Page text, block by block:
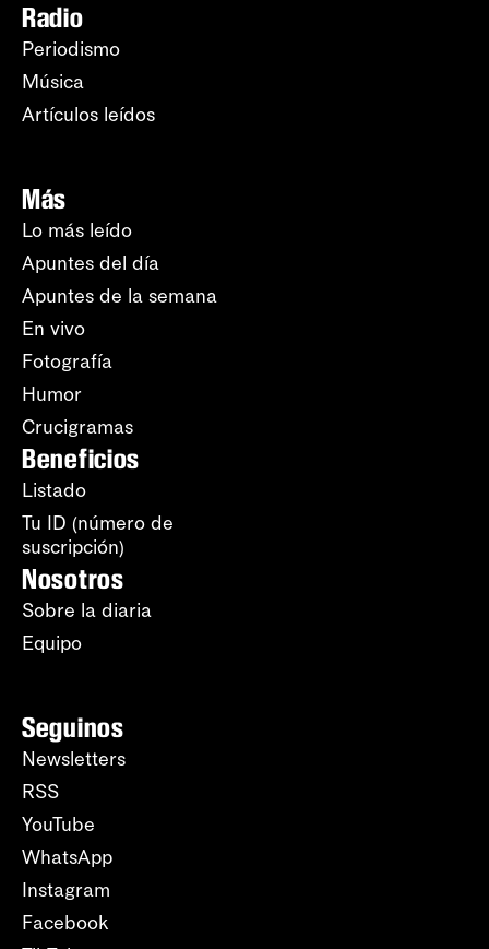
Radio
Periodismo
Música
Artículos leídos
Más
Lo más leído
Apuntes del día
Apuntes de la semana
En vivo
Fotografía
Humor
Crucigramas
Beneficios
Listado
Tu ID (número de
suscripción)
Nosotros
Sobre la diaria
Equipo
Seguinos
Newsletters
RSS
YouTube
WhatsApp
Instagram
Facebook